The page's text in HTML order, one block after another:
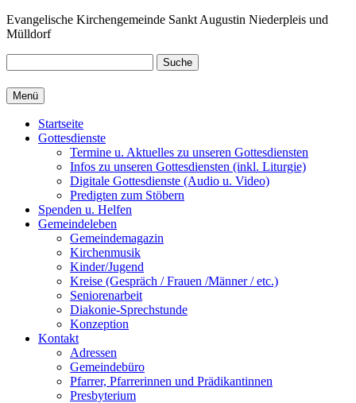
Zum
Inhalt
Evangelische Kirchengemeinde Sankt Augustin Niederpleis und
Mülldorf
Suche
Menü
Startseite
Gottesdienste
Termine u. Aktuelles zu unseren Gottesdiensten
Infos zu unseren Gottesdiensten (inkl. Liturgie)
Digitale Gottesdienste (Audio u. Video)
Predigten zum Stöbern
Spenden u. Helfen
Gemeindeleben
Gemeindemagazin
Kirchenmusik
Kinder/Jugend
Kreise (Gespräch / Frauen /Männer / etc.)
Seniorenarbeit
Diakonie-Sprechstunde
Konzeption
Kontakt
Adressen
Gemeindebüro
Pfarrer, Pfarrerinnen und Prädikantinnen
Presbyterium